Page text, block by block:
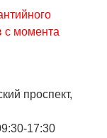
с момента
проспект,
17:30